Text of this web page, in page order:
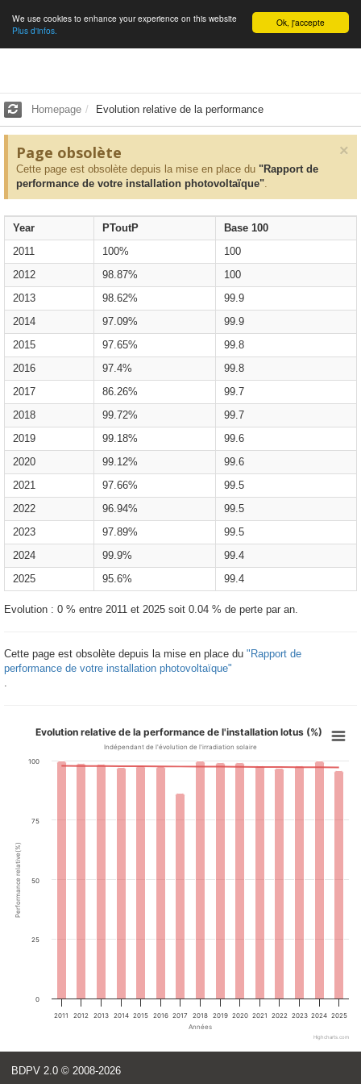
English Ok, j'accepte
We use cookies to enhance your experience on this website
Plus d'infos.
Homepage Evolution relative de la performance
×
Page obsolète
Cette page est obsolète depuis la mise en place du "Rapport de
performance de votre installation photovoltaïque".
Year PToutP
Base 100
2011
100%
100
2012
98.87%
100
2013
98.62%
99.9
2014
97.09%
99.9
2015
97.65%
99.8
2016
97.4%
99.8
2017
86.26%
99.7
2018
99.72%
99.7
2019
99.18%
99.6
2020
99.12%
99.6
2021
97.66%
99.5
2022
96.94%
99.5
2023
97.89%
99.5
2024
99.9%
99.4
2025
95.6% 99.4
Evolution : 0 % entre 2011 et 2025 soit 0.04 % de perte par an.
Cette page est obsolète depuis la mise en place du "Rapport de
performance de votre installation photovoltaïque"
Années
Performance relative(%)
Evolution relative de la performance de l'installation lotus (%)
Indépendant de l'évolution de l'irradiation solaire
2011 2012 2013 2014 2015 2016 2017 2018 2019 2020 2021 2022 2023 2024 2025
0
25
50
75
100
Highcharts.com
BDPV 2.0 © 2008-2026